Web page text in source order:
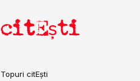
citEști
Topuri citEști